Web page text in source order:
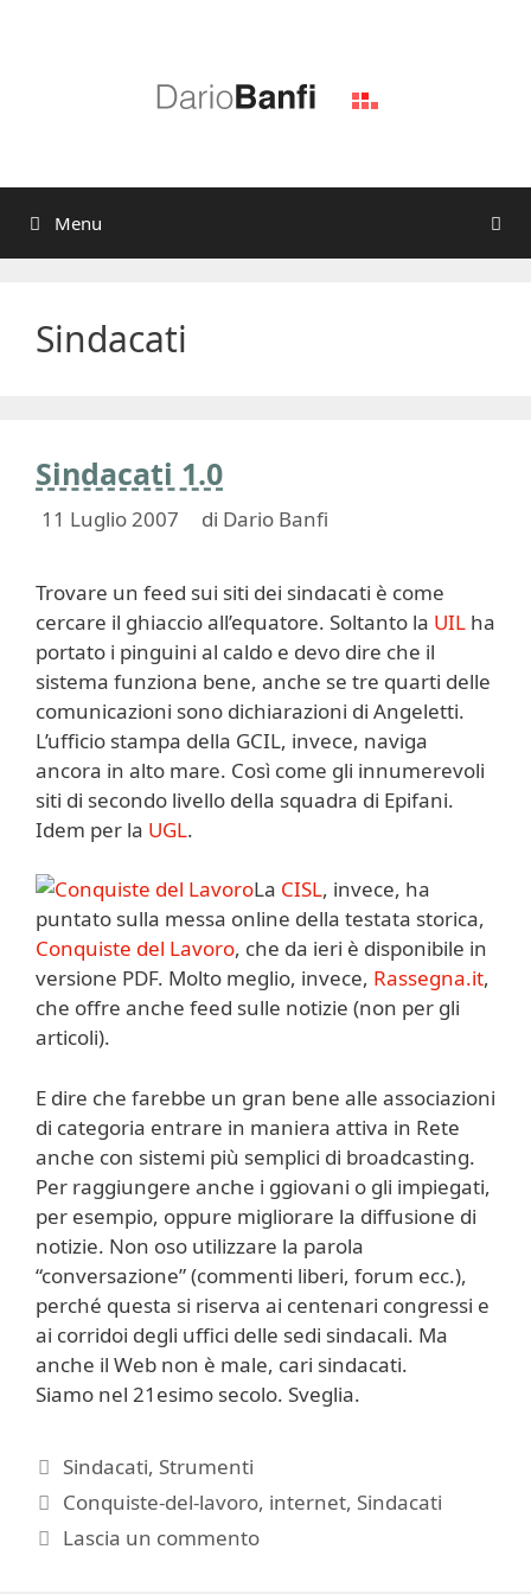
Menu
Sindacati
Sindacati 1.0
11 Luglio 2007 di Dario Banfi
Trovare un feed sui siti dei sindacati è come
cercare il ghiaccio all’equatore. Soltanto la UIL ha
portato i pinguini al caldo e devo dire che il
sistema funziona bene, anche se tre quarti delle
comunicazioni sono dichiarazioni di Angeletti.
L’ufficio stampa della GCIL, invece, naviga
ancora in alto mare. Così come gli innumerevoli
siti di secondo livello della squadra di Epifani.
Idem per la UGL.
La CISL, invece, ha
puntato sulla messa online della testata storica,
Conquiste del Lavoro, che da ieri è disponibile in
versione PDF. Molto meglio, invece, Rassegna.it,
che offre anche feed sulle notizie (non per gli
articoli).
E dire che farebbe un gran bene alle associazioni
di categoria entrare in maniera attiva in Rete
anche con sistemi più semplici di broadcasting.
Per raggiungere anche i ggiovani o gli impiegati,
per esempio, oppure migliorare la diffusione di
notizie. Non oso utilizzare la parola
“conversazione” (commenti liberi, forum ecc.),
perché questa si riserva ai centenari congressi e
ai corridoi degli uffici delle sedi sindacali. Ma
anche il Web non è male, cari sindacati.
Siamo nel 21esimo secolo. Sveglia.
Categorie
Sindacati, Strumenti
Tag
Conquiste-del-lavoro, internet, Sindacati
Lascia un commento